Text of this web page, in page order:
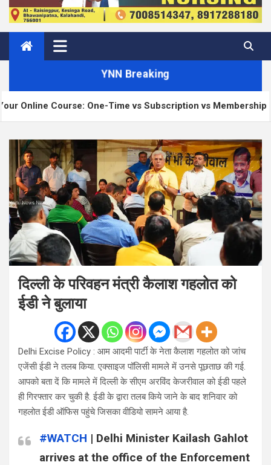
YNN Breaking
One-Time vs Subscription vs Membership
दिल्ली के परिवहन मंत्री कैलाश गहलोत को
ईडी ने बुलाया
Delhi Excise Policy : आम आदमी पार्टी के नेता कैलाश गहलोत को जांच
एजेंसी ईडी ने तलब किया. एक्साइज पॉलिसी मामले में उनसे पूछताछ की गई.
आपको बता दें कि मामले में दिल्ली के सीएम अरविंद केजरीवाल को ईडी पहले
ही गिरफ्तार कर चुकी है. ईडी के द्वारा तलब किये जाने के बाद शनिवार को
गहलोत ईडी ऑफिस पहुंचे जिसका वीडियो सामने आया है.
#WATCH | Delhi Minister Kailash Gahlot
arrives at the office of the Enforcement